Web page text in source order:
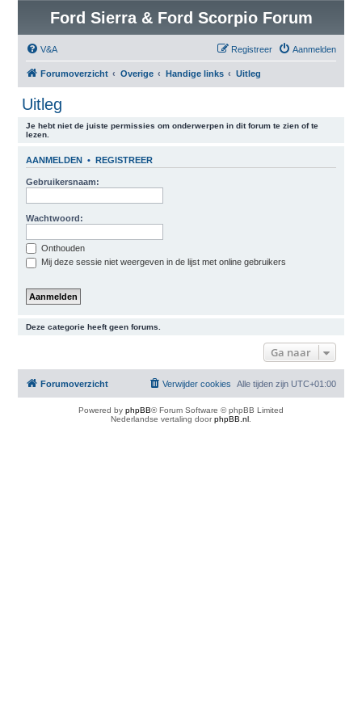
Ford Sierra & Ford Scorpio Forum
V&A Aanmelden
Registreer
Forumoverzicht Overige Handige links Uitleg
Uitleg
Je hebt niet de juiste permissies om onderwerpen in dit forum te zien of te
lezen.
AANMELDEN • REGISTREER
Gebruikersnaam:
Wachtwoord:
Onthouden
Mij deze sessie niet weergeven in de lijst met online gebruikers
Deze categorie heeft geen forums.
Ga naar
Forumoverzicht Alle tijden zijn UTC+01:00
Verwijder cookies
Powered by phpBB® Forum Software © phpBB Limited
Nederlandse vertaling doorphpBB.nl